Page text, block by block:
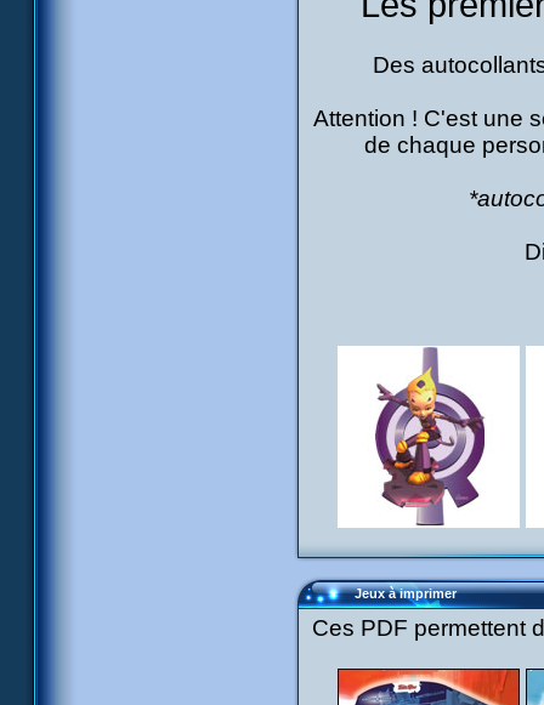
Des
Attention ! C'est une
de chaque
Jeux à imprimer
Ces PDF permettent